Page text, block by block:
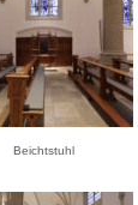
Beichtstuhl